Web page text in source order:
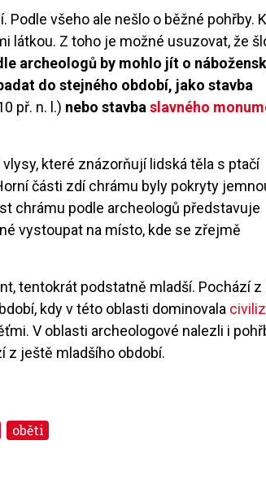
všeho ale nešlo o běžné pohřby.
látkou. Z toho je možné usuzovat, že
archeologů by mohlo jít o
do stejného období, jako stavba
př. n. l.) nebo stavbaslavného
které znázorňují lidská těla s ptačí
části zdí chrámu byly pokryty
chrámu podle archeologů představuje
vystoupat na místo, kde se zřejmě
tentokrát podstatně mladší. Pochází z
kdy v této oblasti dominovala
V oblasti archeologové nalezli i
z ještě mladšího období.
oběti